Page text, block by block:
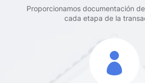
Proporcionamos documentación
cada etapa de la
